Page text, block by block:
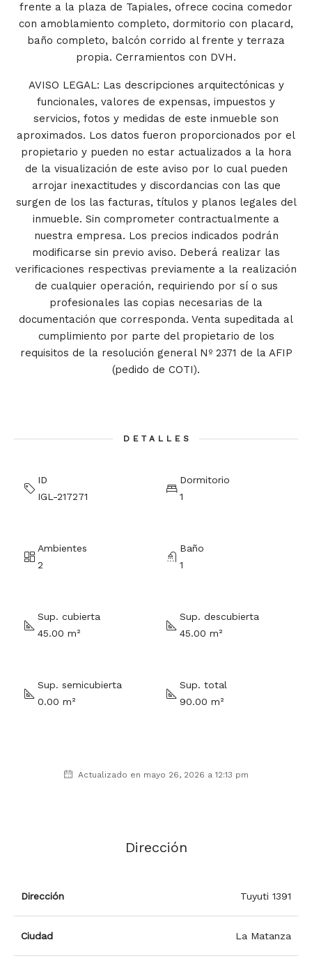
frente a la plaza de Tapiales, ofrece cocina comedor
con amoblamiento completo, dormitorio con placard,
baño completo, balcón corrido al frente y terraza
propia. Cerramientos con DVH.
AVISO LEGAL: Las descripciones arquitectónicas y
funcionales, valores de expensas, impuestos y
servicios, fotos y medidas de este inmueble son
aproximados. Los datos fueron proporcionados por el
propietario y pueden no estar actualizados a la hora
de la visualización de este aviso por lo cual pueden
arrojar inexactitudes y discordancias con las que
surgen de los las facturas, títulos y planos legales del
inmueble. Sin comprometer contractualmente a
nuestra empresa. Los precios indicados podrán
modificarse sin previo aviso. Deberá realizar las
verificaciones respectivas previamente a la realización
de cualquier operación, requiriendo por sí o sus
profesionales las copias necesarias de la
documentación que corresponda. Venta supeditada al
cumplimiento por parte del propietario de los
requisitos de la resolución general Nº 2371 de la AFIP
(pedido de COTI).
DETALLES
ID
IGL-217271
Dormitorio
1
Ambientes
2
Baño
1
Sup. cubierta
45.00 m²
Sup. descubierta
45.00 m²
Sup. semicubierta
0.00 m²
Sup. total
90.00 m²
Actualizado en mayo 26, 2026 a 12:13 pm
Dirección
Dirección Tuyuti 1391
Ciudad La Matanza